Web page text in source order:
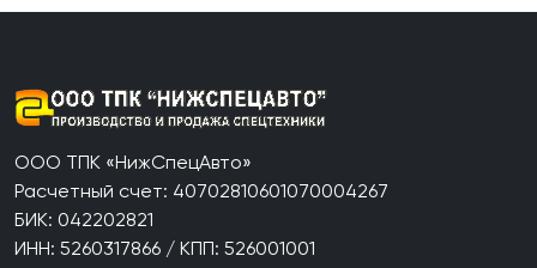
ООО ТПК «НижСпецАвто»
Расчетный счет: 40702810601070004267
БИК: 042202821
ИНН: 5260317866 / КПП: 526001001